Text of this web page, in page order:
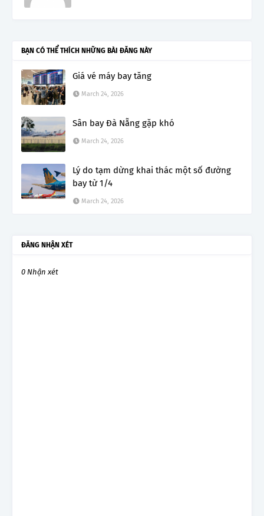
BẠN CÓ THỂ THÍCH NHỮNG BÀI ĐĂNG NÀY
Giá vé máy bay tăng
March 24, 2026
Sân bay Đà Nẵng gặp khó
March 24, 2026
Lý do tạm dừng khai thác một số đường
bay từ 1/4
March 24, 2026
ĐĂNG NHẬN XÉT
0 Nhận xét